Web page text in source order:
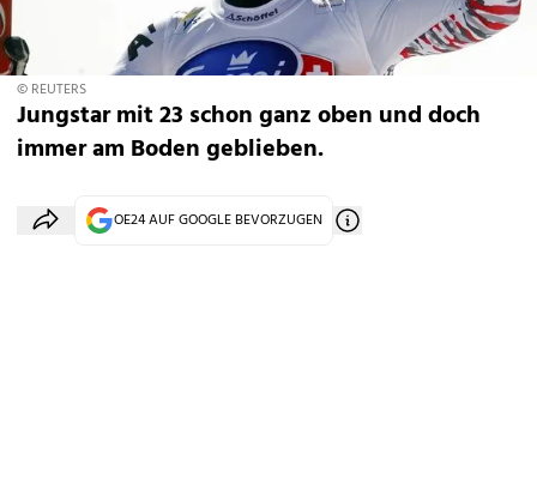
© REUTERS
Jungstar mit 23 schon ganz oben und doch
immer am Boden geblieben.
OE24 AUF GOOGLE BEVORZUGEN